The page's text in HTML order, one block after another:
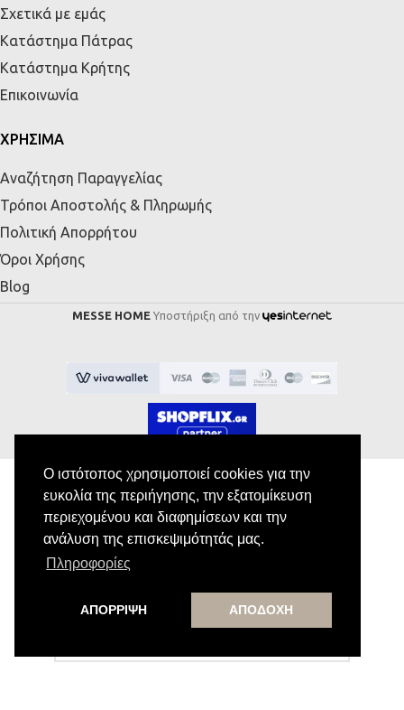
Ο ιστότοπος χρησιμοποιεί cookies για την
ευκολία της περιήγησης, την εξατομίκευση
περιεχομένου και διαφημίσεων και την
ανάλυση της επισκεψιμότητάς μας.
Πληροφορίες
ΑΠΟΡΡΙΨΗ ΑΠΟΔΟΧΗ
Σχετικά με εμάς
Κατάστημα Πάτρας
Κατάστημα Κρήτης
Επικοινωνία
ΧΡΗΣΙΜΑ
Αναζήτηση Παραγγελίας
Τρόποι Αποστολής & Πληρωμής
Πολιτική Απορρήτου
Όροι Χρήσης
Blog
MESSE HOME Υποστήριξη από την
Εγγραφή στο Newsletter
Κάνε εγγραφή στο newsletter μας για να
λαμβάνεις αποκλειστικές προσφορές.